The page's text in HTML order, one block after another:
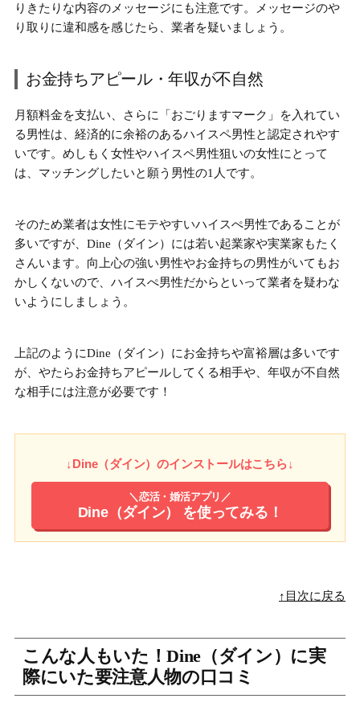
りきたりな内容のメッセージにも注意です。メッセージのや
り取りに違和感を感じたら、業者を疑いましょう。
お金持ちアピール・年収が不自然
月額料金を支払い、さらに「おごりますマーク」を入れてい
る男性は、経済的に余裕のあるハイスペ男性と認定されやす
いです。めしもく女性やハイスペ男性狙いの女性にとって
は、マッチングしたいと願う男性の1人です。
そのため業者は女性にモテやすいハイスぺ男性であることが
多いですが、Dine（ダイン）には若い起業家や実業家もたく
さんいます。 向上心の強い男性やお金持ちの男性がいてもお
かしくないので、ハイスぺ男性だからといって業者を疑わな
いようにしましょう。
上記のようにDine（ダイン）にお金持ちや富裕層は多いです
が、やたらお金持ちアピールしてくる相手や、年収が不自然
な相手には注意が必要です！
↓Dine（ダイン）のインストールはこちら↓
＼恋活・婚活アプリ／
Dine（ダイン） を使ってみる！
↑目次に戻る
こんな人もいた！Dine（ダイン）に実
際にいた要注意人物の口コミ